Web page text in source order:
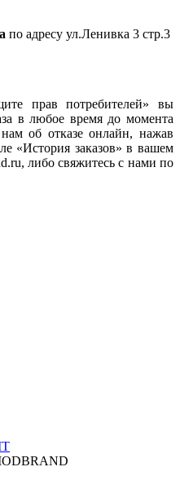
по адресу ул.Ленивка 3 стр.3
прав потребителей» вы
в любое время до момента
об отказе онлайн, нажав
«История заказов» в вашем
либо свяжитесь с нами по